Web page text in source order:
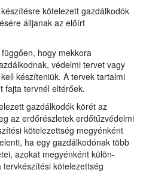
kötelezett gazdálkodók
álljanak az előírt
hogy mekkora
védelmi tervet vagy
készíteniük. A tervek tartalmi
fajta tervnél eltérőek.
gazdálkodók körét az
az erdőrészletek erdőtűzvédelmi
kötelezettség megyénként
ha egy gazdálkodónak több
azokat megyénként külön-
kötelezettség